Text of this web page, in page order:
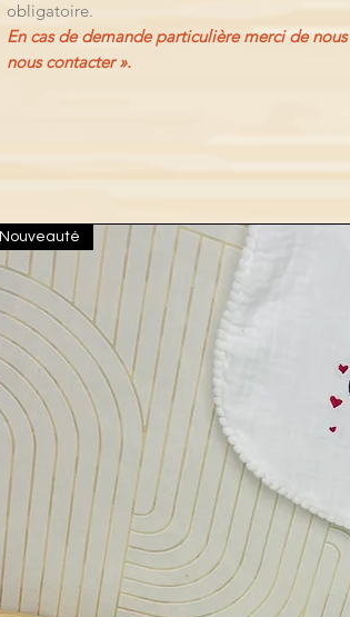
obligatoire.
En cas de demande particulière merci de
nous contacter ».
Nouveauté